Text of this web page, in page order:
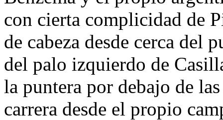
con cierta complicidad de
de cabeza desde cerca del
del palo izquierdo de
la puntera por debajo de
carrera desde el propio